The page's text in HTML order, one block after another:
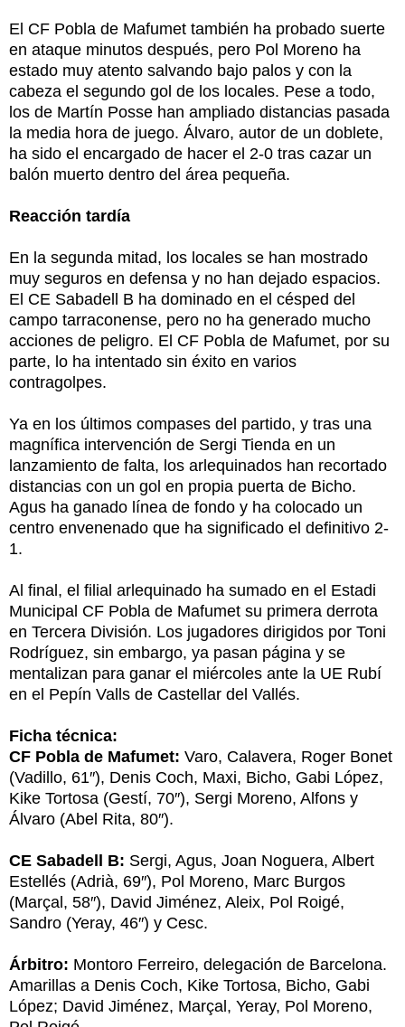
El CF Pobla de Mafumet también ha probado suerte
en ataque minutos después, pero Pol Moreno ha
estado muy atento salvando bajo palos y con la
cabeza el segundo gol de los locales. Pese a todo,
los de Martín Posse han ampliado distancias pasada
la media hora de juego. Álvaro, autor de un doblete,
ha sido el encargado de hacer el 2-0 tras cazar un
balón muerto dentro del área pequeña.
Reacción tardía
En la segunda mitad, los locales se han mostrado
muy seguros en defensa y no han dejado espacios.
El CE Sabadell B ha dominado en el césped del
campo tarraconense, pero no ha generado mucho
acciones de peligro. El CF Pobla de Mafumet, por su
parte, lo ha intentado sin éxito en varios
contragolpes.
Ya en los últimos compases del partido, y tras una
magnífica intervención de Sergi Tienda en un
lanzamiento de falta, los arlequinados han recortado
distancias con un gol en propia puerta de Bicho.
Agus ha ganado línea de fondo y ha colocado un
centro envenenado que ha significado el definitivo 2-
1.
Al final, el filial arlequinado ha sumado en el Estadi
Municipal CF Pobla de Mafumet su primera derrota
en Tercera División. Los jugadores dirigidos por Toni
Rodríguez, sin embargo, ya pasan página y se
mentalizan para ganar el miércoles ante la UE Rubí
en el Pepín Valls de Castellar del Vallés.
Ficha técnica:
CF Pobla de Mafumet: Varo, Calavera, Roger Bonet
(Vadillo, 61″), Denis Coch, Maxi, Bicho, Gabi López,
Kike Tortosa (Gestí, 70″), Sergi Moreno, Alfons y
Álvaro (Abel Rita, 80″).
CE Sabadell B: Sergi, Agus, Joan Noguera, Albert
Estellés (Adrià, 69″), Pol Moreno, Marc Burgos
(Marçal, 58″), David Jiménez, Aleix, Pol Roigé,
Sandro (Yeray, 46″) y Cesc.
Árbitro: Montoro Ferreiro, delegación de Barcelona.
Amarillas a Denis Coch, Kike Tortosa, Bicho, Gabi
López; David Jiménez, Marçal, Yeray, Pol Moreno,